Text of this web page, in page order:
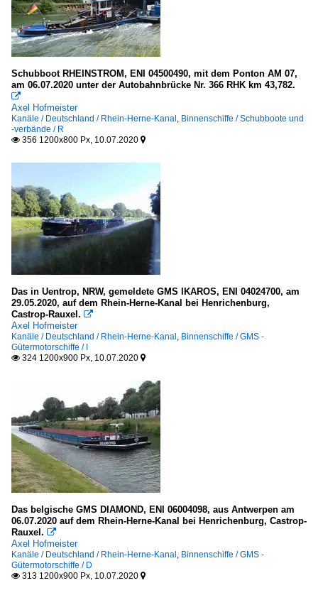
Schubboot RHEINSTROM, ENI 04500490, mit dem Ponton AM 07,
am 06.07.2020 unter der Autobahnbrücke Nr. 366 RHK km 43,782.

Axel Hofmeister
Kanäle / Deutschland / Rhein-Herne-Kanal, Binnenschiffe / Schubboote und
-verbände / R
 356 1200x800 Px, 10.07.2020 
Das in Uentrop, NRW, gemeldete GMS IKAROS, ENI 04024700, am
29.05.2020, auf dem Rhein-Herne-Kanal bei Henrichenburg,
Castrop-Rauxel. 
Axel Hofmeister
Kanäle / Deutschland / Rhein-Herne-Kanal, Binnenschiffe / GMS -
Gütermotorschiffe / I
 324 1200x900 Px, 10.07.2020 
Das belgische GMS DIAMOND, ENI 06004098, aus Antwerpen am
06.07.2020 auf dem Rhein-Herne-Kanal bei Henrichenburg, Castrop-
Rauxel. 
Axel Hofmeister
Kanäle / Deutschland / Rhein-Herne-Kanal, Binnenschiffe / GMS -
Gütermotorschiffe / D
 313 1200x900 Px, 10.07.2020 